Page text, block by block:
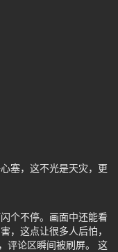
塞，这不光是天灾，更
个不停。画面中还能看
，这点让很多人后怕，
评论区瞬间被刷屏。 这